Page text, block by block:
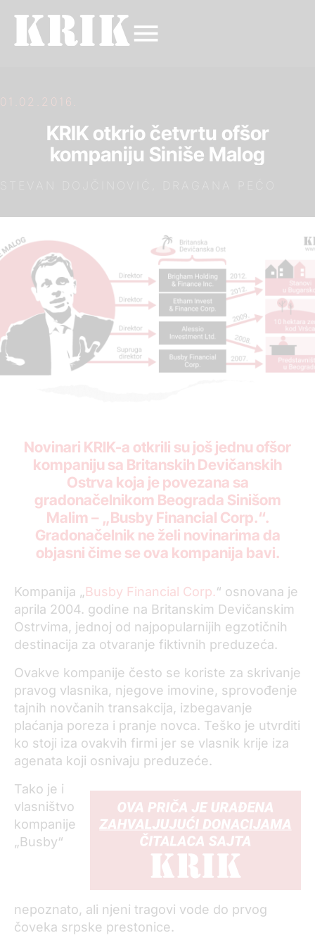
01.02.2016.
KRIK otkrio četvrtu ofšor
kompaniju Siniše Malog
Novinari KRIK-a otkrili su još jednu ofšor
kompaniju sa Britanskih Devičanskih
Ostrva koja je povezana sa
gradonačelnikom Beograda Sinišom
Malim – „Busby Financial Corp.“.
Gradonačelnik ne želi novinarima da
objasni čime se ova kompanija bavi.
Kompanija „Busby Financial Corp.“ osnovana je
aprila 2004. godine na Britanskim Devičanskim
Ostrvima, jednoj od najpopularnijih egzotičnih
destinacija za otvaranje fiktivnih preduzeća.
Ovakve kompanije često se koriste za skrivanje
pravog vlasnika, njegove imovine, sprovođenje
tajnih novčanih transakcija, izbegavanje
plaćanja poreza i pranje novca. Teško je utvrditi
ko stoji iza ovakvih firmi jer se vlasnik krije iza
agenata koji osnivaju preduzeće.
Tako je i
vlasništvo
kompanije
„Busby“
nepoznato, ali njeni tragovi vode do prvog
čoveka srpske prestonice.